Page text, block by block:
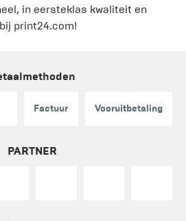
in eersteklas kwaliteit en
print24.com!
Factuur Vooruitbetaling
PARTNER